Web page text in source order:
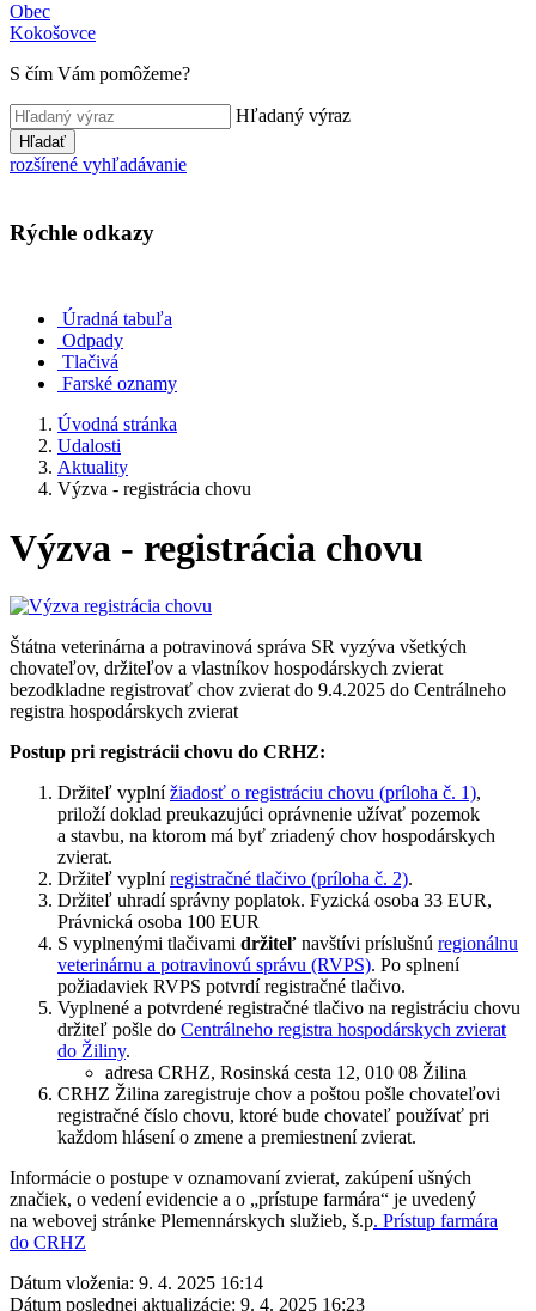
Obec
Kokošovce
S čím Vám pomôžeme?
Hľadaný výraz
Hľadať
rozšírené vyhľadávanie
Rýchle odkazy
Úradná tabuľa
Odpady
Tlačivá
Farské oznamy
Úvodná stránka
Udalosti
Aktuality
Výzva - registrácia chovu
Výzva - registrácia chovu
Štátna veterinárna a potravinová správa SR vyzýva všetkých
chovateľov, držiteľov a vlastníkov hospodárskych zvierat
bezodkladne registrovať chov zvierat do 9.4.2025 do Centrálneho
registra hospodárskych zvierat
Postup pri registrácii chovu do CRHZ:
Držiteľ vyplnížiadosť o registráciu chovu (príloha č. 1),
priloží doklad preukazujúci oprávnenie užívať pozemok
a stavbu, na ktorom má byť zriadený chov hospodárskych
zvierat.
Držiteľ vyplníregistračné tlačivo (príloha č. 2).
Držiteľ uhradí správny poplatok. Fyzická osoba 33 EUR,
Právnická osoba 100 EUR
S vyplnenými tlačivami držiteľ navštívi príslušnú regionálnu
veterinárnu a potravinovú správu (RVPS). Po splnení
požiadaviek RVPS potvrdí registračné tlačivo.
Vyplnené a potvrdené registračné tlačivo na registráciu chovu
držiteľ pošle do Centrálneho registra hospodárskych zvierat
do Žiliny.
adresa CRHZ, Rosinská cesta 12, 010 08 Žilina
CRHZ Žilina zaregistruje chov a poštou pošle chovateľovi
registračné číslo chovu, ktoré bude chovateľ používať pri
každom hlásení o zmene a premiestnení zvierat.
Informácie o postupe v oznamovaní zvierat, zakúpení ušných
značiek, o vedení evidencie a o „prístupe farmára“ je uvedený
na webovej stránke Plemennárskych služieb, š.p. Prístup farmára
do CRHZ
Dátum vloženia: 9. 4. 2025 16:14
Dátum poslednej aktualizácie: 9. 4. 2025 16:23